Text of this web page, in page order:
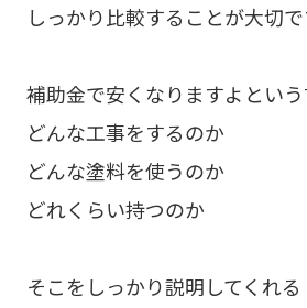
しっかり比較することが大切
補助金で安くなりますよとい
どんな工事をするのか
どんな塗料を使うのか
どれくらい持つのか
そこをしっかり説明してくれる